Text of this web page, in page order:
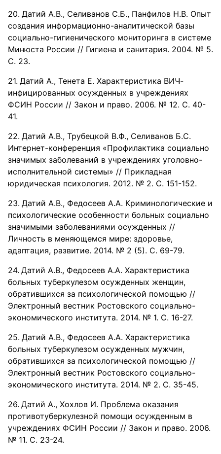
Датий А.В., Селиванов С.Б., Панфилов Н.В. Опыт
создания информационно-аналитической базы
социально-гигиенического мониторинга в системе
Минюста России // Гигиена и санитария. 2004. № 5.
С. 23.
Датий А., Тенета Е. Характеристика ВИЧ-
инфицированных осужденных в учреждениях
ФСИН России // Закон и право. 2006. № 12. С. 40-
41.
Датий А.В., Трубецкой В.Ф., Селиванов Б.С.
Интернет-конференция «Профилактика социально
значимых заболеваний в учреждениях уголовно-
исполнительной системы» // Прикладная
юридическая психология. 2012. № 2. С. 151-152.
Датий А.В., Федосеев А.А. Криминологические и
психологические особенности больных социально
значимыми заболеваниями осужденных //
Личность в меняющемся мире: здоровье,
адаптация, развитие. 2014. № 2 (5). С. 69-79.
Датий А.В., Федосеев А.А. Характеристика
больных туберкулезом осужденных женщин,
обратившихся за психологической помощью //
Электронный вестник Ростовского социально-
экономического института. 2014. № 1. С. 16-27.
Датий А.В., Федосеев А.А. Характеристика
больных туберкулезом осужденных мужчин,
обратившихся за психологической помощью //
Электронный вестник Ростовского социально-
экономического института. 2014. № 2. С. 35-45.
Датий А., Хохлов И. Проблема оказания
противотуберкулезной помощи осужденным в
учреждениях ФСИН России // Закон и право. 2006.
№ 11. С. 23-24.